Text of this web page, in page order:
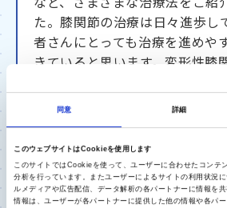
同意 詳細
このウェブサイトはCookieを使用します
このサイトではCookieを使って、ユーザーに合わせたコンテ
分析を行っています。またユーザーによるサイトの利用状況
ルメディアや広告配信、データ解析の各パートナーに情報を
情報は、ユーザーが各パートナーに提供した他の情報や各パ
た。膝関節の治療は日々進歩し
者さんにとっても治療を進めや
きていると思います。変形性膝
の疾患です。痛みをがまんし
にしがちですが、早い段階で
で、部分置換術を含め治療の選
いきます。痛みにお悩みの方は
の膝の状態を知ることから始め